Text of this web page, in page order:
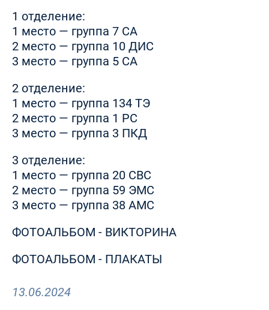
1 отделение:
1 место — группа 7 СА
2 место — группа 10 ДИС
3 место — группа 5 СА
2 отделение:
1 место — группа 134 ТЭ
2 место — группа 1 РС
3 место — группа 3 ПКД
3 отделение:
1 место — группа 20 СВС
2 место — группа 59 ЭМС
3 место — группа 38 АМС
ФОТОАЛЬБОМ - ВИКТОРИНА
ФОТОАЛЬБОМ - ПЛАКАТЫ
13.06.2024